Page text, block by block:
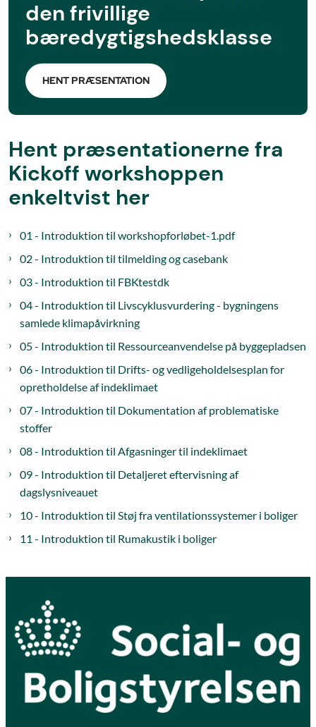
den frivillige
bæredygtigshedsklasse
HENT PRÆSENTATION
Hent præsentationerne fra
Kickoff workshoppen
enkeltvist her
01 - Introduktion til workshopforløbet-1.pdf
02 - Introduktion til tilmelding og casebank
03 - Introduktion til FBKtestdk
04 - Introduktion til Livscyklusvurdering - bygningens
samlede klimapåvirkning
05 - Introduktion til Ressourceanvendelse på byggepladsen
06 - Introduktion til Drifts- og vedligeholdelsesplan for
opretholdelse af indeklimaet
07 - Introduktion til Dokumentation af problematiske
stoffer
08 - Introduktion til Afgasninger til indeklimaet
09 - Introduktion til Detaljeret eftervisning af
dagslysniveauet
10 - Introduktion til Støj fra ventilationssystemer i boliger
11 - Introduktion til Rumakustik i boliger